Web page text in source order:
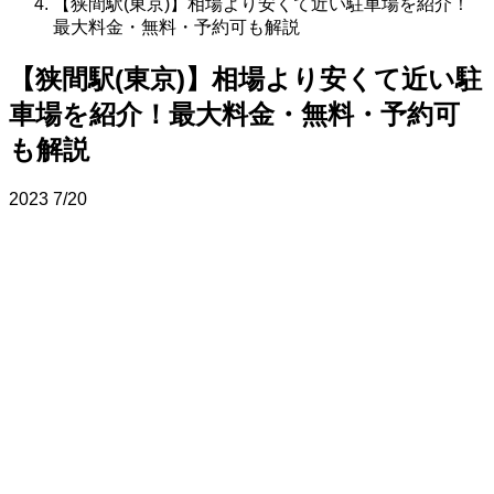
【狭間駅(東京)】相場より安くて近い駐車場を紹介！
最大料金・無料・予約可も解説
【狭間駅(東京)】相場より安くて近い駐
車場を紹介！最大料金・無料・予約可
も解説
2023 7/20